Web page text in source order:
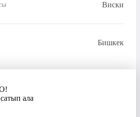
Виски
Бишкек
ала